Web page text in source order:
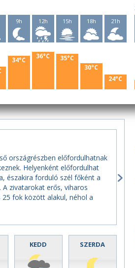
9h
34°C
12h
36°C
15h
35°C
18h
30°C
21h
24°C
országrészben előfordulhatnak
Helyenként előfordulhat
északira forduló szél főként a
zivatarokat erős, viharos
25 fok között alakul, néhol a
KEDD SZERDA